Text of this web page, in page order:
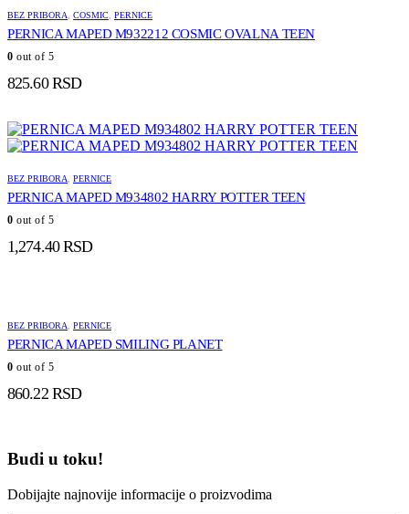
BEZ PRIBORA COSMIC PERNICE
PERNICA MAPED M932212 COSMIC OVALNA TEEN
0 out of 5
825.60RSD
BEZ PRIBORA PERNICE
PERNICA MAPED M934802 HARRY POTTER TEEN
0 out of 5
1,274.40RSD
BEZ PRIBORA PERNICE
PERNICA MAPED SMILING PLANET
0 out of 5
860.22 RSD
Budi u toku!
Dobijajte najnovije informacije o proizvodima